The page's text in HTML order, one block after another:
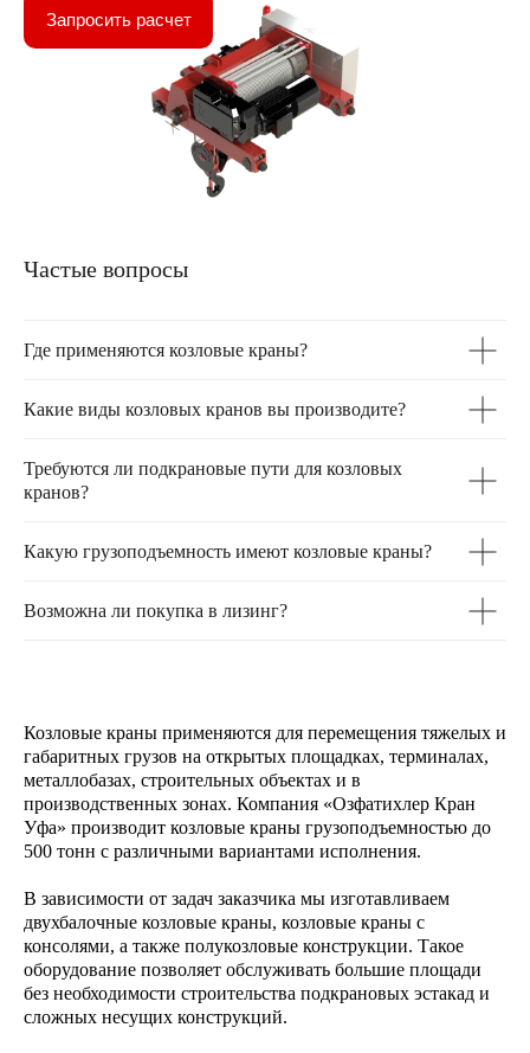
Запросить расчет
Частые вопросы
Где применяются козловые краны?
Какие виды козловых кранов вы производите?
Требуются ли подкрановые пути для козловых
кранов?
Какую грузоподъемность имеют козловые краны?
Возможна ли покупка в лизинг?
Козловые краны применяются для перемещения тяжелых и
габаритных грузов на открытых площадках, терминалах,
металлобазах, строительных объектах и в
производственных зонах. Компания «Озфатихлер Кран
Уфа» производит козловые краны грузоподъемностью до
500 тонн с различными вариантами исполнения.
В зависимости от задач заказчика мы изготавливаем
двухбалочные козловые краны, козловые краны с
консолями, а также полукозловые конструкции. Такое
оборудование позволяет обслуживать большие площади
без необходимости строительства подкрановых эстакад и
сложных несущих конструкций.